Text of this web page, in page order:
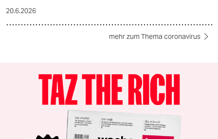
20.6.2026
mehr zum Thema coronavirus